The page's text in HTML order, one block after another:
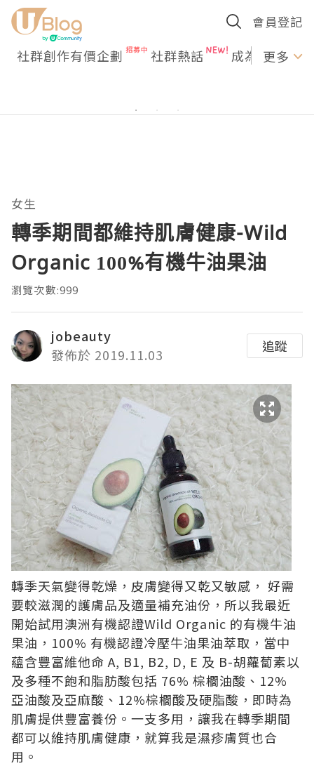
會員登記
社群創作有價企劃 社群熱話 成為U更多
女生
轉季期間都維持肌膚健康-Wild
Organic 100%有機牛油果油
瀏覽次數:999
jobeauty
發佈於 2019.11.03
追蹤
轉季天氣變得乾燥，皮膚變得又乾又敏感， 好需
要較滋潤的護膚品及適量補充油份，所以我最近
開始試用澳洲有機認證Wild Organic 的有機牛油
果油，100% 有機認證冷壓牛油果油萃取，當中
蘊含豐富維他命 A, B1, B2, D, E 及 B-胡蘿蔔素以
及多種不飽和脂肪酸包括 76% 棕櫚油酸、12%
亞油酸及亞麻酸、12%棕櫚酸及硬脂酸，即時為
肌膚提供豐富養份。一支多用，讓我在轉季期間
都可以維持肌膚健康，就算我是濕疹膚質也合
用。